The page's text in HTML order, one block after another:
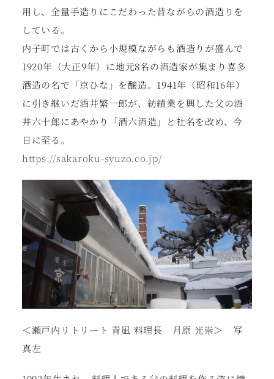
用し、全量手造りにこだわった昔ながらの酒造りを
している。
内子町では古くから小規模ながらも酒造りが盛んで
1920年（大正9年）に地元8名の酒造家が集まり喜多
酒造の名で「京ひな」を醸造。1941年（昭和16年）
に引き継いだ酒井繁一郎が、紡績業を興した父の酒
井六十郎にあやかり「酒六酒造」と社名を改め、今
日に至る。
https://sakaroku-syuzo.co.jp/
＜瀬戸内リトリート 青凪 料理長 月原 光崇＞ 写
真左